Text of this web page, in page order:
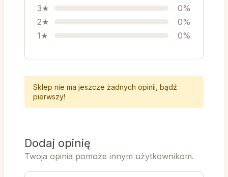
3★
0%
2★
0%
1★
0%
Sklep nie ma jeszcze żadnych opinii, bądź
pierwszy!
Dodaj opinię
Twoja opinia pomoże innym użytkownikom.